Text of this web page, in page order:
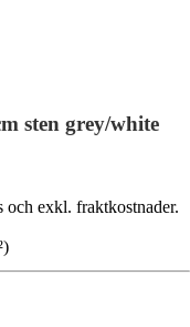
sten grey/white
exkl. fraktkostnader.
)